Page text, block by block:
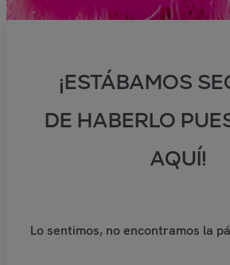
¡ESTÁBAMOS
DE HABERLO
AQUÍ!
Lo sentimos, no encontramos la